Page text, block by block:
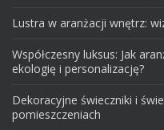
Lustra w aranżacji wnętrz:
Współczesny luksus: Jak
ekologię i personalizację?
Dekoracyjne świeczniki i
pomieszczeniach